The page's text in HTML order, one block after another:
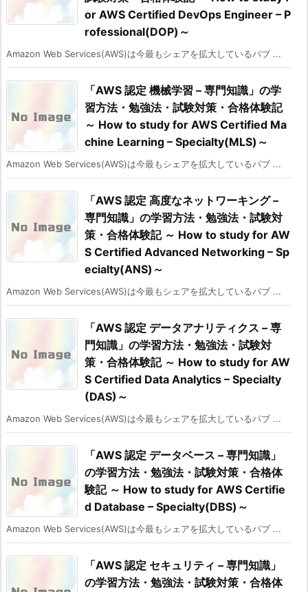
or AWS Certified DevOps Engineer – P
rofessional(DOP)～
Amazon Web Services(AWS)は今最もシェアを拡大しているパブ ...
「AWS 認定 機械学習 – 専門知識」の学
習方法・勉強法・試験対策・合格体験記
～ How to study for AWS Certified Ma
chine Learning – Specialty(MLS)～
Amazon Web Services(AWS)は今最もシェアを拡大しているパブ ...
「AWS 認定 高度なネットワーキング –
専門知識」の学習方法・勉強法・試験対
策・合格体験記 ～ How to study for AW
S Certified Advanced Networking – Sp
ecialty(ANS)～
Amazon Web Services(AWS)は今最もシェアを拡大しているパブ ...
「AWS 認定 データアナリティクス – 専
門知識」の学習方法・勉強法・試験対
策・合格体験記 ～ How to study for AW
S Certified Data Analytics – Specialty
(DAS)～
Amazon Web Services(AWS)は今最もシェアを拡大しているパブ ...
「AWS 認定 データベース – 専門知識」
の学習方法・勉強法・試験対策・合格体
験記 ～ How to study for AWS Certifie
d Database – Specialty(DBS)～
Amazon Web Services(AWS)は今最もシェアを拡大しているパブ ...
「AWS 認定 セキュリティ – 専門知識」
の学習方法・勉強法・試験対策・合格体